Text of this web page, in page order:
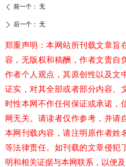
ꄴ 前一个： 无
ꄲ 后一个： 无
郑重声明：本网站所刊载文章旨
容，无版权和稿酬，作者文责自
作者个人观点，其原创性以及文
证实，对其全部或者部分内容、
时性本网不作任何保证或承诺，
网无关。请读者仅作参考，并请
本网刊载内容，请注明原作者姓
等法律责任。如刊载的文章侵犯
明和相关证据与本网联系，以便及